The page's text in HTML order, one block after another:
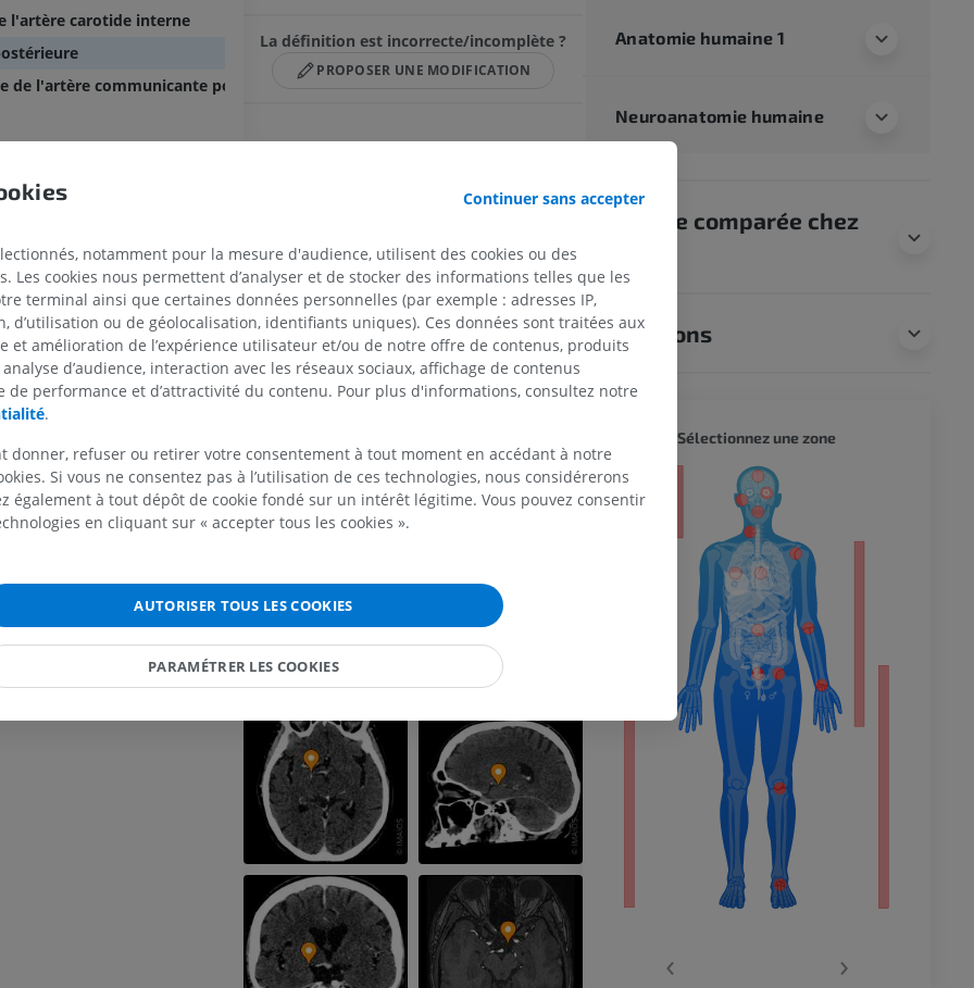
l'artère carotide interne
de l'artère communicante postérieure
La définition est incorrecte/incomplète ?
PROPOSER UNE MODIFICATION
Dictionnaire de l’Académie Nationale de Médecine –
Galerie
Anatomie humaine 1
Neuroanatomie humaine
Anatomie comparée chez
Traductions
IRM du membre supérieur
IRM
PREMIUM
IRM de l'épaule
IRM du poignet
Membre inférieur
Illustrations
Radiographies du membre
Radiographies
PREMIUM
IRM de hanche
IRM
PREMIUM
IRM du genou
IRM
PREMIUM
Sélectionnez une zone
‹ ›
Continuer sans accepter
notamment pour la mesure d'audience, utilisent des cookies ou des
Les cookies nous permettent d’analyser et de stocker des informations telles que les
terminal ainsi que certaines données personnelles (par exemple : adresses IP,
d’utilisation ou de géolocalisation, identifiants uniques). Ces données sont traitées aux
et amélioration de l’expérience utilisateur et/ou de notre offre de contenus, produits
d’audience, interaction avec les réseaux sociaux, affichage de contenus
de performance et d’attractivité du contenu. Pour plus d'informations, consultez notre
.
donner, refuser ou retirer votre consentement à tout moment en accédant à notre
Si vous ne consentez pas à l’utilisation de ces technologies, nous considérerons
également à tout dépôt de cookie fondé sur un intérêt légitime. Vous pouvez consentir
en cliquant sur « accepter tous les cookies ».
AUTORISER TOUS LES COOKIES
PARAMÉTRER LES COOKIES